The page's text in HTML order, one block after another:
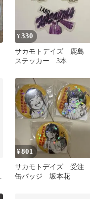
¥330
サカモトデイズ 鹿島
ステッカー 3本
¥801
サカモトデイズ 受注
缶バッジ 坂本花